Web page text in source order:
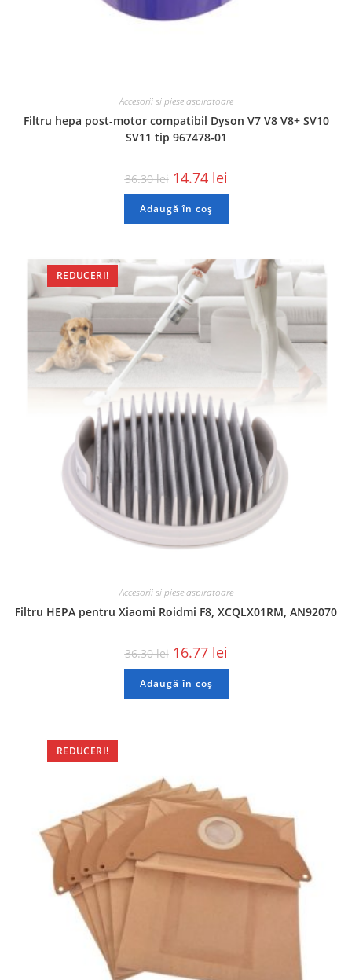
Accesorii si piese aspiratoare
Filtru hepa post-motor compatibil Dyson V7 V8 V8+ SV10
SV11 tip 967478-01
36.30lei 14.74 lei
Adaugă în coș
REDUCERI!
Accesorii si piese aspiratoare
Filtru HEPA pentru Xiaomi Roidmi F8, XCQLX01RM, AN92070
36.30lei 16.77 lei
Adaugă în coș
REDUCERI!